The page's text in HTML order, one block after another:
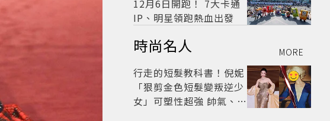
12月6日開跑！ 7大卡通
IP、明星領跑熱血出發
時尚名人 MORE
行走的短髮教科書！倪妮
「狠剪金色短髮變叛逆少
女」可塑性超強 帥氣、優